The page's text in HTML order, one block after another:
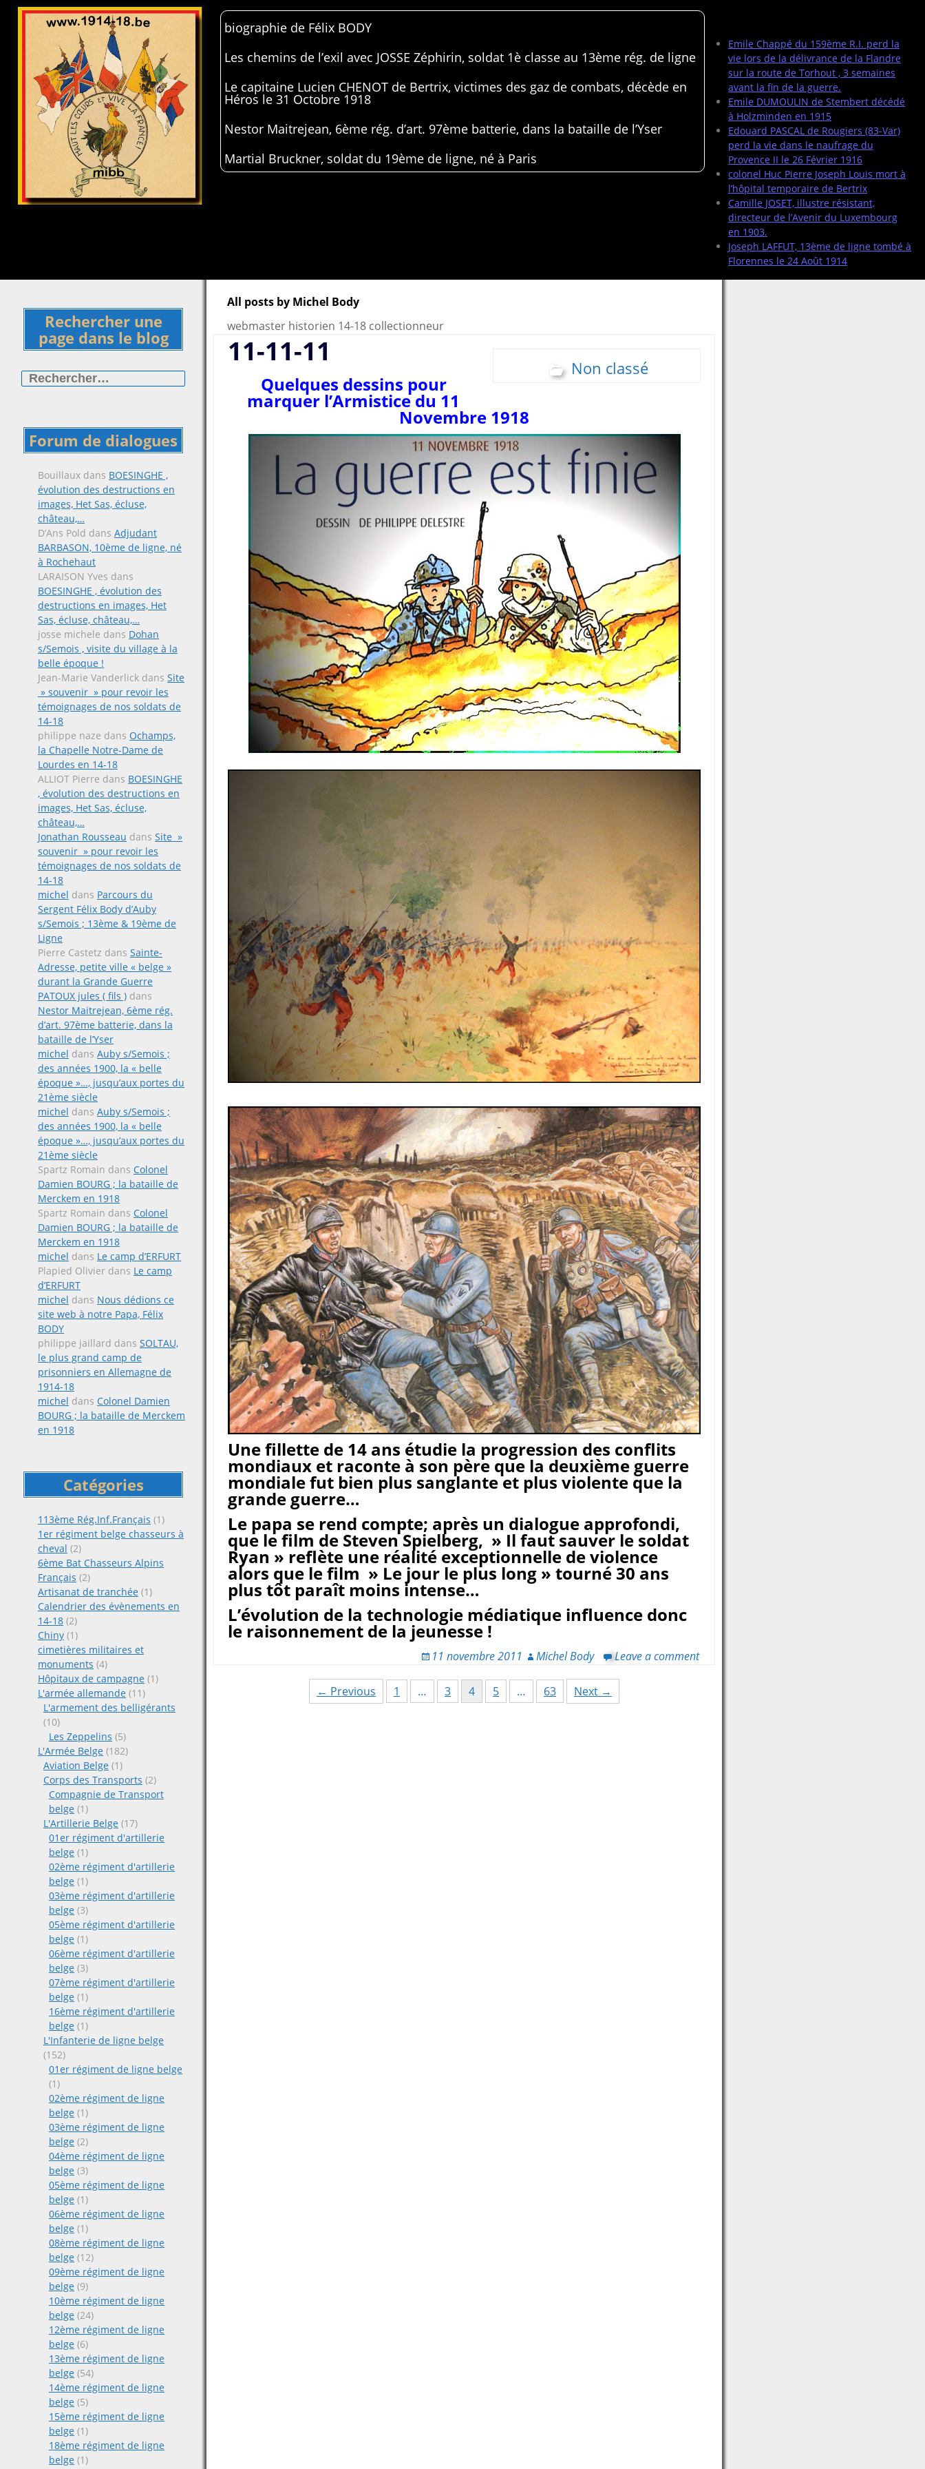
Emile Chappé du 159ème R.I. perd la
vie lors de la délivrance de la Flandre
sur la route de Torhout , 3 semaines
avant la fin de la guerre.
Emile DUMOULIN de Stembert décédé
à Holzminden en 1915
Edouard PASCAL de Rougiers (83-Var)
perd la vie dans le naufrage du
Provence II le 26 Février 1916
colonel Huc Pierre Joseph Louis mort à
l’hôpital temporaire de Bertrix
Camille JOSET, illustre résistant,
directeur de l’Avenir du Luxembourg
en 1903.
Joseph LAFFUT, 13ème de ligne tombé à
Florennes le 24 Août 1914
biographie de Félix BODY
Les chemins de l’exil avec JOSSE Zéphirin, soldat 1è classe au 13ème rég. de ligne
Le capitaine Lucien CHENOT de Bertrix, victimes des gaz de combats, décède en
Héros le 31 Octobre 1918
Nestor Maitrejean, 6ème rég. d’art. 97ème batterie, dans la bataille de l’Yser
Martial Bruckner, soldat du 19ème de ligne, né à Paris
Rechercher une
page dans le blog
Forum de dialogues
Bouillaux dans BOESINGHE ,
évolution des destructions en
images, Het Sas, écluse,
château,…
D’Ans Pold dans Adjudant
BARBASON, 10ème de ligne, né
à Rochehaut
LARAISON Yves dans
BOESINGHE , évolution des
destructions en images, Het
Sas, écluse, château,…
josse michele dans Dohan
s/Semois , visite du village à la
belle époque !
Jean-Marie Vanderlick dans Site
» souvenir » pour revoir les
témoignages de nos soldats de
14-18
philippe naze dans Ochamps,
la Chapelle Notre-Dame de
Lourdes en 14-18
ALLIOT Pierre dans BOESINGHE
, évolution des destructions en
images, Het Sas, écluse,
château,…
Jonathan Rousseau dans Site »
souvenir » pour revoir les
témoignages de nos soldats de
14-18
michel dans Parcours du
Sergent Félix Body d’Auby
s/Semois ; 13ème & 19ème de
Ligne
Pierre Castetz dans Sainte-
Adresse, petite ville « belge »
durant la Grande Guerre
PATOUX jules ( fils ) dans
Nestor Maitrejean, 6ème rég.
d’art. 97ème batterie, dans la
bataille de l’Yser
michel dans Auby s/Semois ;
des années 1900, la « belle
époque »…, jusqu’aux portes du
21ème siècle
michel dans Auby s/Semois ;
des années 1900, la « belle
époque »…, jusqu’aux portes du
21ème siècle
Spartz Romain dans Colonel
Damien BOURG ; la bataille de
Merckem en 1918
Spartz Romain dans Colonel
Damien BOURG ; la bataille de
Merckem en 1918
michel dans Le camp d’ERFURT
Plapied Olivier dans Le camp
d’ERFURT
michel dans Nous dédions ce
site web à notre Papa, Félix
BODY
philippe jaillard dans SOLTAU,
le plus grand camp de
prisonniers en Allemagne de
1914-18
michel dans Colonel Damien
BOURG ; la bataille de Merckem
en 1918
Catégories
113ème Rég.Inf.Français (1)
1er régiment belge chasseurs à
cheval (2)
6ème Bat Chasseurs Alpins
Français (2)
Artisanat de tranchée (1)
Calendrier des évènements en
14-18 (2)
Chiny (1)
cimetières militaires et
monuments (4)
Hôpitaux de campagne (1)
L'armée allemande (11)
L'armement des belligérants
(10)
Les Zeppelins (5)
L'Armée Belge (182)
Aviation Belge (1)
Corps des Transports (2)
Compagnie de Transport
belge (1)
L'Artillerie Belge (17)
01er régiment d'artillerie
belge (1)
02ème régiment d'artillerie
belge (1)
03ème régiment d'artillerie
belge (3)
05ème régiment d'artillerie
belge (1)
06ème régiment d'artillerie
belge (3)
07ème régiment d'artillerie
belge (1)
16ème régiment d'artillerie
belge (1)
L'Infanterie de ligne belge
(152)
01er régiment de ligne belge
(1)
02ème régiment de ligne
belge (1)
03ème régiment de ligne
belge (2)
04ème régiment de ligne
belge (3)
05ème régiment de ligne
belge (1)
06ème régiment de ligne
belge (1)
08ème régiment de ligne
belge (12)
09ème régiment de ligne
belge (9)
10ème régiment de ligne
belge (24)
12ème régiment de ligne
belge (6)
13ème régiment de ligne
belge (54)
14ème régiment de ligne
belge (5)
15ème régiment de ligne
belge (1)
18ème régiment de ligne
belge (1)
All posts by Michel Body
webmaster historien 14-18 collectionneur
Non classé
11-11-11
Quelques dessins pour
marquer l’Armistice du 11
Novembre 1918
Une fillette de 14 ans étudie la progression des conflits
mondiaux et raconte à son père que la deuxième guerre
mondiale fut bien plus sanglante et plus violente que la
grande guerre…
Le papa se rend compte; après un dialogue approfondi,
que le film de Steven Spielberg, » Il faut sauver le soldat
Ryan » reflète une réalité exceptionnelle de violence
alors que le film » Le jour le plus long » tourné 30 ans
plus tôt paraît moins intense…
L’évolution de la technologie médiatique influence donc
le raisonnement de la jeunesse !
11 novembre 2011 Michel Body Leave a comment
← Previous 1 … 3 4 5 … 63 Next →